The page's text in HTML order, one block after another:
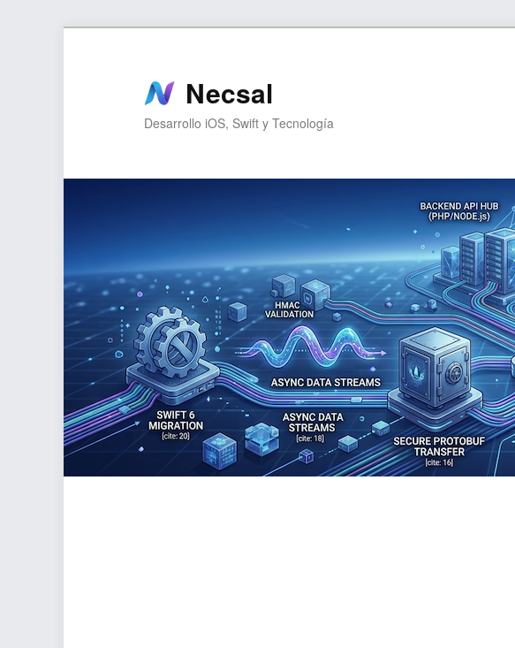
Necsal
Desarrollo iOS, Swift y Tecnología